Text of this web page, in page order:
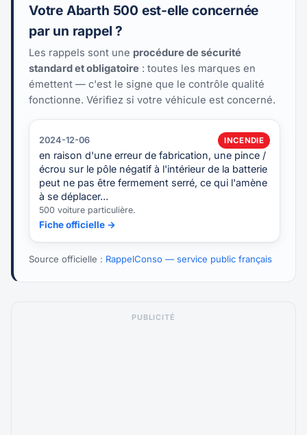
Votre Abarth 500 est-elle concernée
par un rappel ?
Les rappels sont une procédure de sécurité
standard et obligatoire : toutes les marques en
émettent — c'est le signe que le contrôle qualité
fonctionne. Vérifiez si votre véhicule est concerné.
2024-12-06 INCENDIE
en raison d'une erreur de fabrication, une pince /
écrou sur le pôle négatif à l'intérieur de la batterie
peut ne pas être fermement serré, ce qui l'amène
à se déplacer…
500 voiture particulière.
Fiche officielle →
Source officielle : RappelConso — service public français
PUBLICITÉ